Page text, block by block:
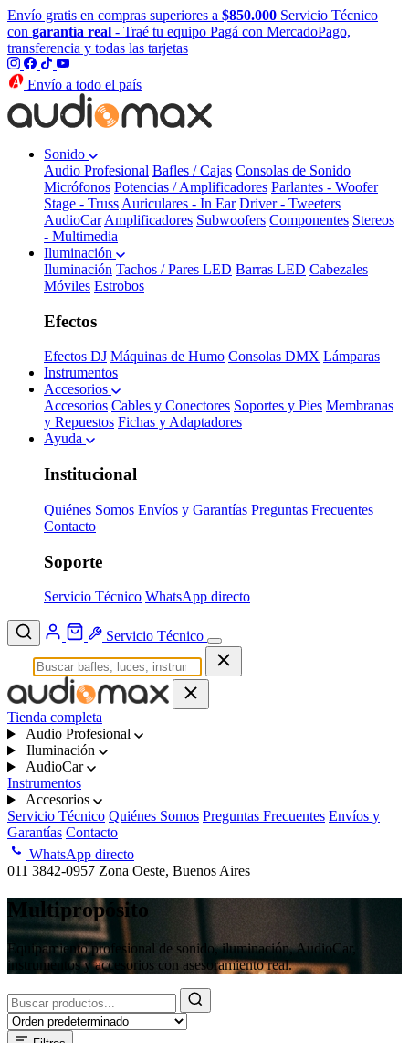
Envío gratis en compras superiores a $850.000 Servicio Técnico
con garantía real - Traé tu equipo Pagá con MercadoPago,
transferencia y todas las tarjetas
Envío a todo el país
Sonido
Audio Profesional Bafles / Cajas Consolas de Sonido
Micrófonos Potencias / Amplificadores Parlantes - Woofer
Stage - Truss Auriculares - In Ear Driver - Tweeters
AudioCar Amplificadores Subwoofers Componentes Stereos
- Multimedia
Iluminación
Iluminación Tachos / Pares LED Barras LED Cabezales
Móviles Estrobos
Efectos
Efectos DJ Máquinas de Humo Consolas DMX Lámparas
Instrumentos
Accesorios
Accesorios Cables y Conectores Soportes y Pies Membranas
y Repuestos Fichas y Adaptadores
Ayuda
Institucional
Quiénes Somos Envíos y Garantías Preguntas Frecuentes
Contacto
Soporte
Servicio Técnico WhatsApp directo
Servicio Técnico
Tienda completa
Audio Profesional
Iluminación
AudioCar
Instrumentos
Accesorios
Servicio Técnico Quiénes Somos Preguntas Frecuentes Envíos y
Garantías Contacto
WhatsApp directo
011 3842-0957 Zona Oeste, Buenos Aires
Multipropósito
Equipamiento profesional de sonido, iluminación, AudioCar,
instrumentos y accesorios con asesoramiento real.
Buscar
productos